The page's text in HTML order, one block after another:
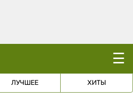
☰
ЛУЧШЕЕ ХИТЫ